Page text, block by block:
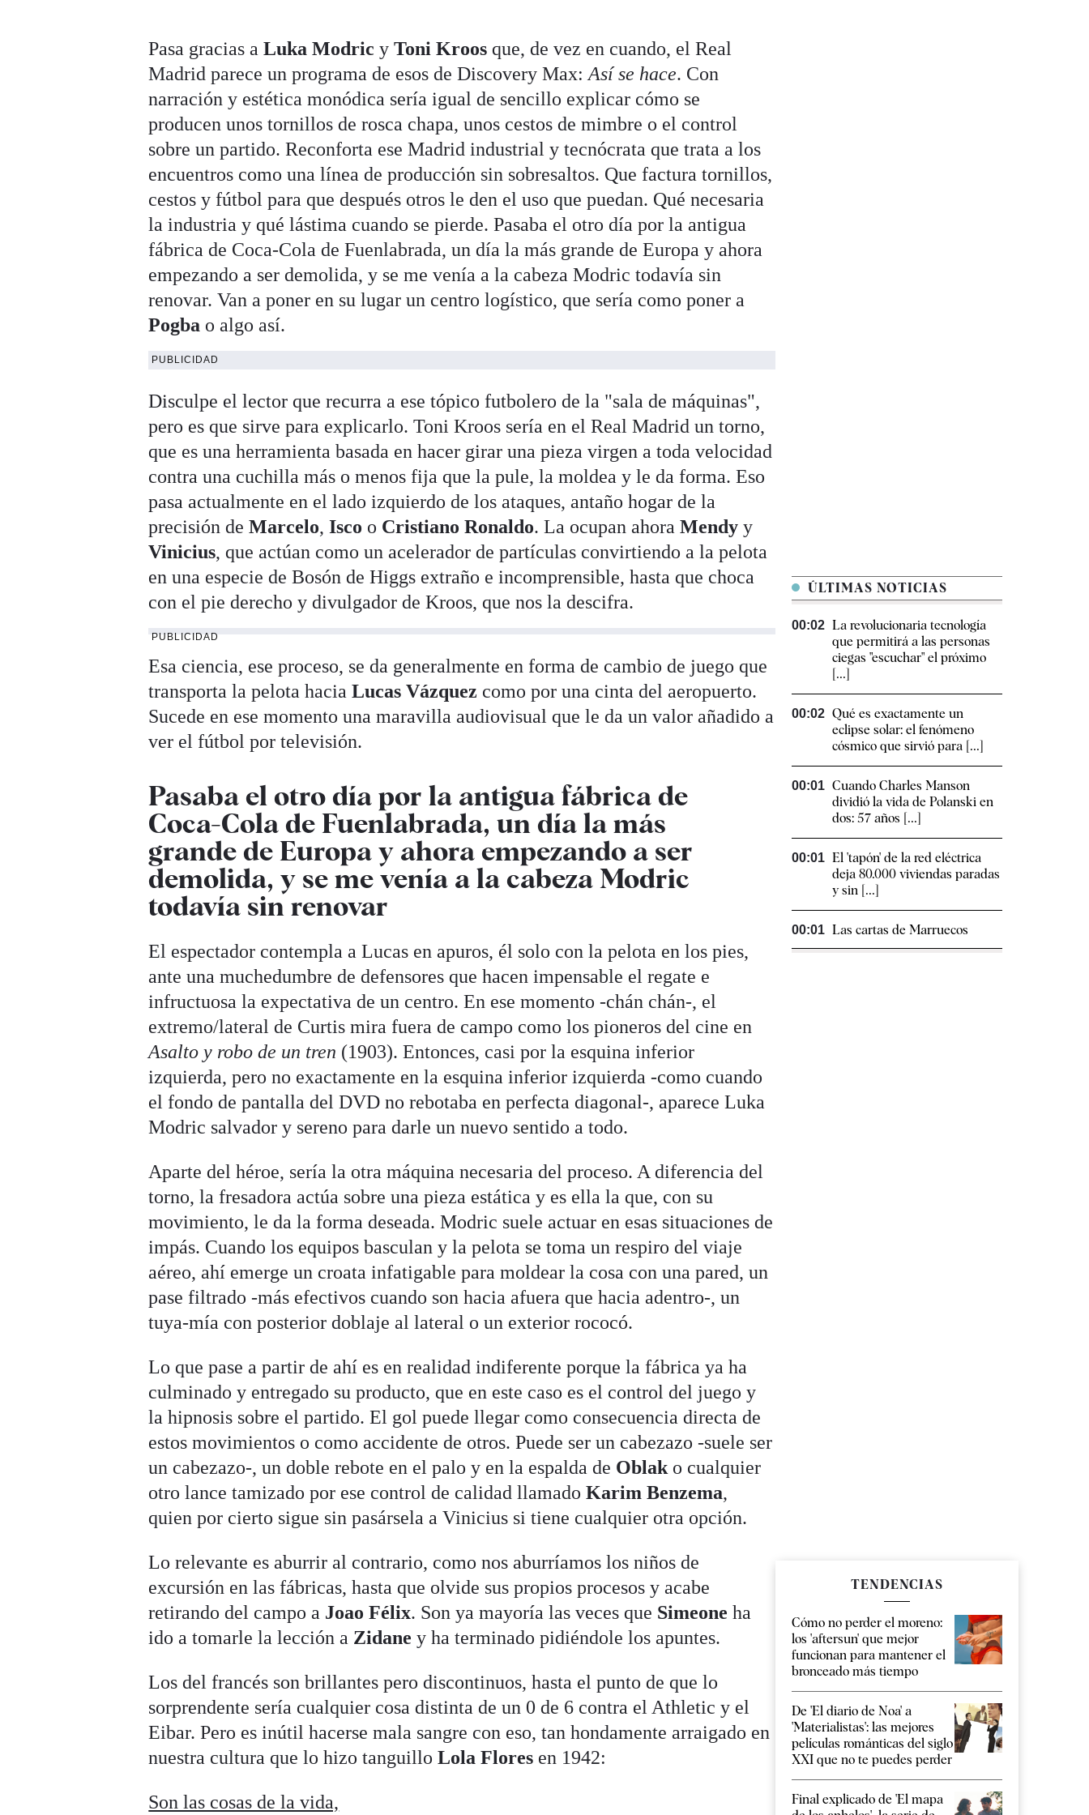
Pasa gracias aLuka Modric yToni Kroos que, de vez en cuando, el Real
Madrid parece un programa de esos de Discovery Max:Así se hace. Con
narración y estética monódica sería igual de sencillo explicar cómo se
producen unos tornillos de rosca chapa, unos cestos de mimbre o el control
sobre un partido. Reconforta ese Madrid industrial y tecnócrata que trata a los
encuentros como una línea de producción sin sobresaltos. Que factura tornillos,
cestos y fútbol para que después otros le den el uso que puedan. Qué necesaria
la industria y qué lástima cuando se pierde. Pasaba el otro día por la antigua
fábrica de Coca-Cola de Fuenlabrada, un día la más grande de Europa y ahora
empezando a ser demolida, y se me venía a la cabeza Modric todavía sin
renovar. Van a poner en su lugar un centro logístico, que sería como poner a
Pogba o algo así.
PUBLICIDAD
Disculpe el lector que recurra a ese tópico futbolero de la "sala de máquinas",
pero es que sirve para explicarlo. Toni Kroos sería en el Real Madrid un torno,
que es una herramienta basada en hacer girar una pieza virgen a toda velocidad
contra una cuchilla más o menos fija que la pule, la moldea y le da forma. Eso
pasa actualmente en el lado izquierdo de los ataques, antaño hogar de la
precisión deMarcelo,Isco o Cristiano Ronaldo. La ocupan ahoraMendy y
Vinicius, que actúan como un acelerador de partículas convirtiendo a la pelota
en una especie de Bosón de Higgs extraño e incomprensible, hasta que choca
con el pie derecho y divulgador de Kroos, que nos la descifra.
PUBLICIDAD
Esa ciencia, ese proceso, se da generalmente en forma de cambio de juego que
transporta la pelota haciaLucas Vázquez como por una cinta del aeropuerto.
Sucede en ese momento una maravilla audiovisual que le da un valor añadido a
ver el fútbol por televisión.
Pasaba el otro día por la antigua fábrica de
Coca-Cola de Fuenlabrada, un día la más
grande de Europa y ahora empezando a ser
demolida, y se me venía a la cabeza Modric
todavía sin renovar
El espectador contempla a Lucas en apuros, él solo con la pelota en los pies,
ante una muchedumbre de defensores que hacen impensable el regate e
infructuosa la expectativa de un centro. En ese momento -chán chán-, el
extremo/lateral de Curtis mira fuera de campo como los pioneros del cine en
Asalto y robo de un tren (1903). Entonces, casi por la esquina inferior
izquierda, pero no exactamente en la esquina inferior izquierda -como cuando
el fondo de pantalla del DVD no rebotaba en perfecta diagonal-, aparece Luka
Modric salvador y sereno para darle un nuevo sentido a todo.
Aparte del héroe, sería la otra máquina necesaria del proceso. A diferencia del
torno, la fresadora actúa sobre una pieza estática y es ella la que, con su
movimiento, le da la forma deseada. Modric suele actuar en esas situaciones de
impás. Cuando los equipos basculan y la pelota se toma un respiro del viaje
aéreo, ahí emerge un croata infatigable para moldear la cosa con una pared, un
pase filtrado -más efectivos cuando son hacia afuera que hacia adentro-, un
tuya-mía con posterior doblaje al lateral o un exterior rococó.
Lo que pase a partir de ahí es en realidad indiferente porque la fábrica ya ha
culminado y entregado su producto, que en este caso es el control del juego y
la hipnosis sobre el partido. El gol puede llegar como consecuencia directa de
estos movimientos o como accidente de otros. Puede ser un cabezazo -suele ser
un cabezazo-, un doble rebote en el palo y en la espalda de Oblak o cualquier
otro lance tamizado por ese control de calidad llamadoKarim Benzema,
quien por cierto sigue sin pasársela a Vinicius si tiene cualquier otra opción.
Lo relevante es aburrir al contrario, como nos aburríamos los niños de
excursión en las fábricas, hasta que olvide sus propios procesos y acabe
retirando del campo a Joao Félix. Son ya mayoría las veces que Simeone ha
ido a tomarle la lección a Zidane y ha terminado pidiéndole los apuntes.
Los del francés son brillantes pero discontinuos, hasta el punto de que lo
sorprendente sería cualquier cosa distinta de un 0 de 6 contra el Athletic y el
Eibar. Pero es inútil hacerse mala sangre con eso, tan hondamente arraigado en
nuestra cultura que lo hizo tanguilloLola Flores en 1942:
Son las cosas de la vida,
ÚLTIMAS NOTICIAS
00:02 La revolucionaria tecnología
que permitirá a las personas
ciegas "escuchar" el próximo
[...]
00:02 Qué es exactamente un
eclipse solar: el fenómeno
cósmico que sirvió para [...]
00:01 Cuando Charles Manson
dividió la vida de Polanski en
dos: 57 años [...]
00:01 El 'tapón' de la red eléctrica
deja 80.000 viviendas paradas
y sin [...]
00:01 Las cartas de Marruecos
TENDENCIAS
Cómo no perder el moreno:
los 'aftersun' que mejor
funcionan para mantener el
bronceado más tiempo
De 'El diario de Noa' a
'Materialistas': las mejores
películas románticas del siglo
XXI que no te puedes perder
Final explicado de 'El mapa